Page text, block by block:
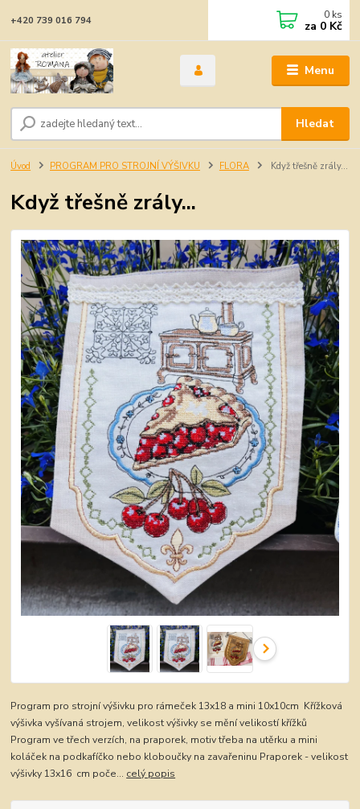
Menu
Hledat
+420 739 016 794 0 ks
za 0 Kč
Úvod PROGRAM PRO STROJNÍ VÝŠIVKU FLORA Když třešně zrály...
Když třešně zrály...
Program pro strojní výšivku pro rámeček 13x18 a mini 10x10cm Křížková
výšivka vyšívaná strojem, velikost výšivky se mění velikostí křížků
Program ve třech verzích, na praporek, motiv třeba na utěrku a mini
koláček na podkafíčko nebo kloboučky na zavařeninu Praporek - velikost
výšivky 13x16 cm poče... celý popis